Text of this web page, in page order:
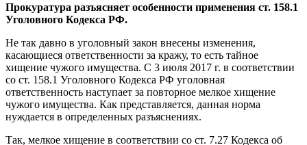
Прокуратура разъясняет особенности применения ст. 158.1
Уголовного Кодекса РФ.
Не так давно в уголовный закон внесены изменения,
касающиеся ответственности за кражу, то есть тайное
хищение чужого имущества. С 3 июля 2017 г. в соответствии
со ст. 158.1 Уголовного Кодекса РФ уголовная
ответственность наступает за повторное мелкое хищение
чужого имущества. Как представляется, данная норма
нуждается в определенных разъяснениях.
Так, мелкое хищение в соответствии со ст. 7.27 Кодекса об